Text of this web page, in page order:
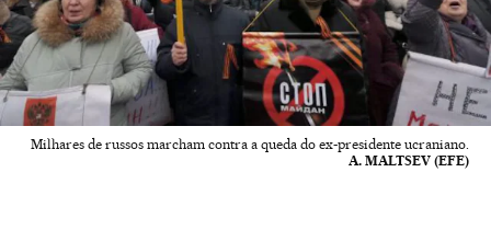
Milhares de russos marcham contra a queda do ex-presidente ucraniano.
A. MALTSEV (EFE)